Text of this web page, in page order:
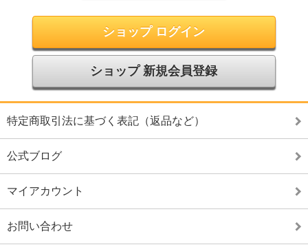
ショップ ログイン
ショップ 新規会員登録
特定商取引法に基づく表記（返品など）
公式ブログ
マイアカウント
お問い合わせ